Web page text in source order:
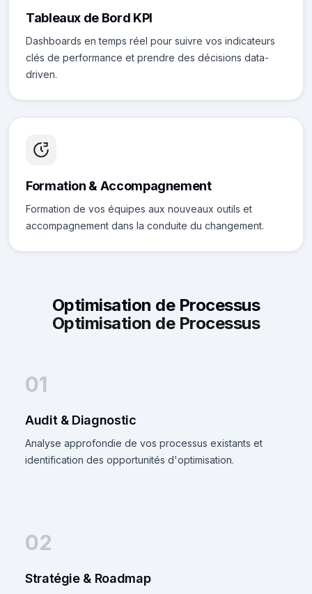
Tableaux de Bord KPI
Dashboards en temps réel pour suivre vos indicateurs
clés de performance et prendre des décisions data-
driven.
Formation & Accompagnement
Formation de vos équipes aux nouveaux outils et
accompagnement dans la conduite du changement.
Optimisation de Processus
Optimisation de Processus
01
Audit & Diagnostic
Analyse approfondie de vos processus existants et
identification des opportunités d'optimisation.
02
Stratégie & Roadmap